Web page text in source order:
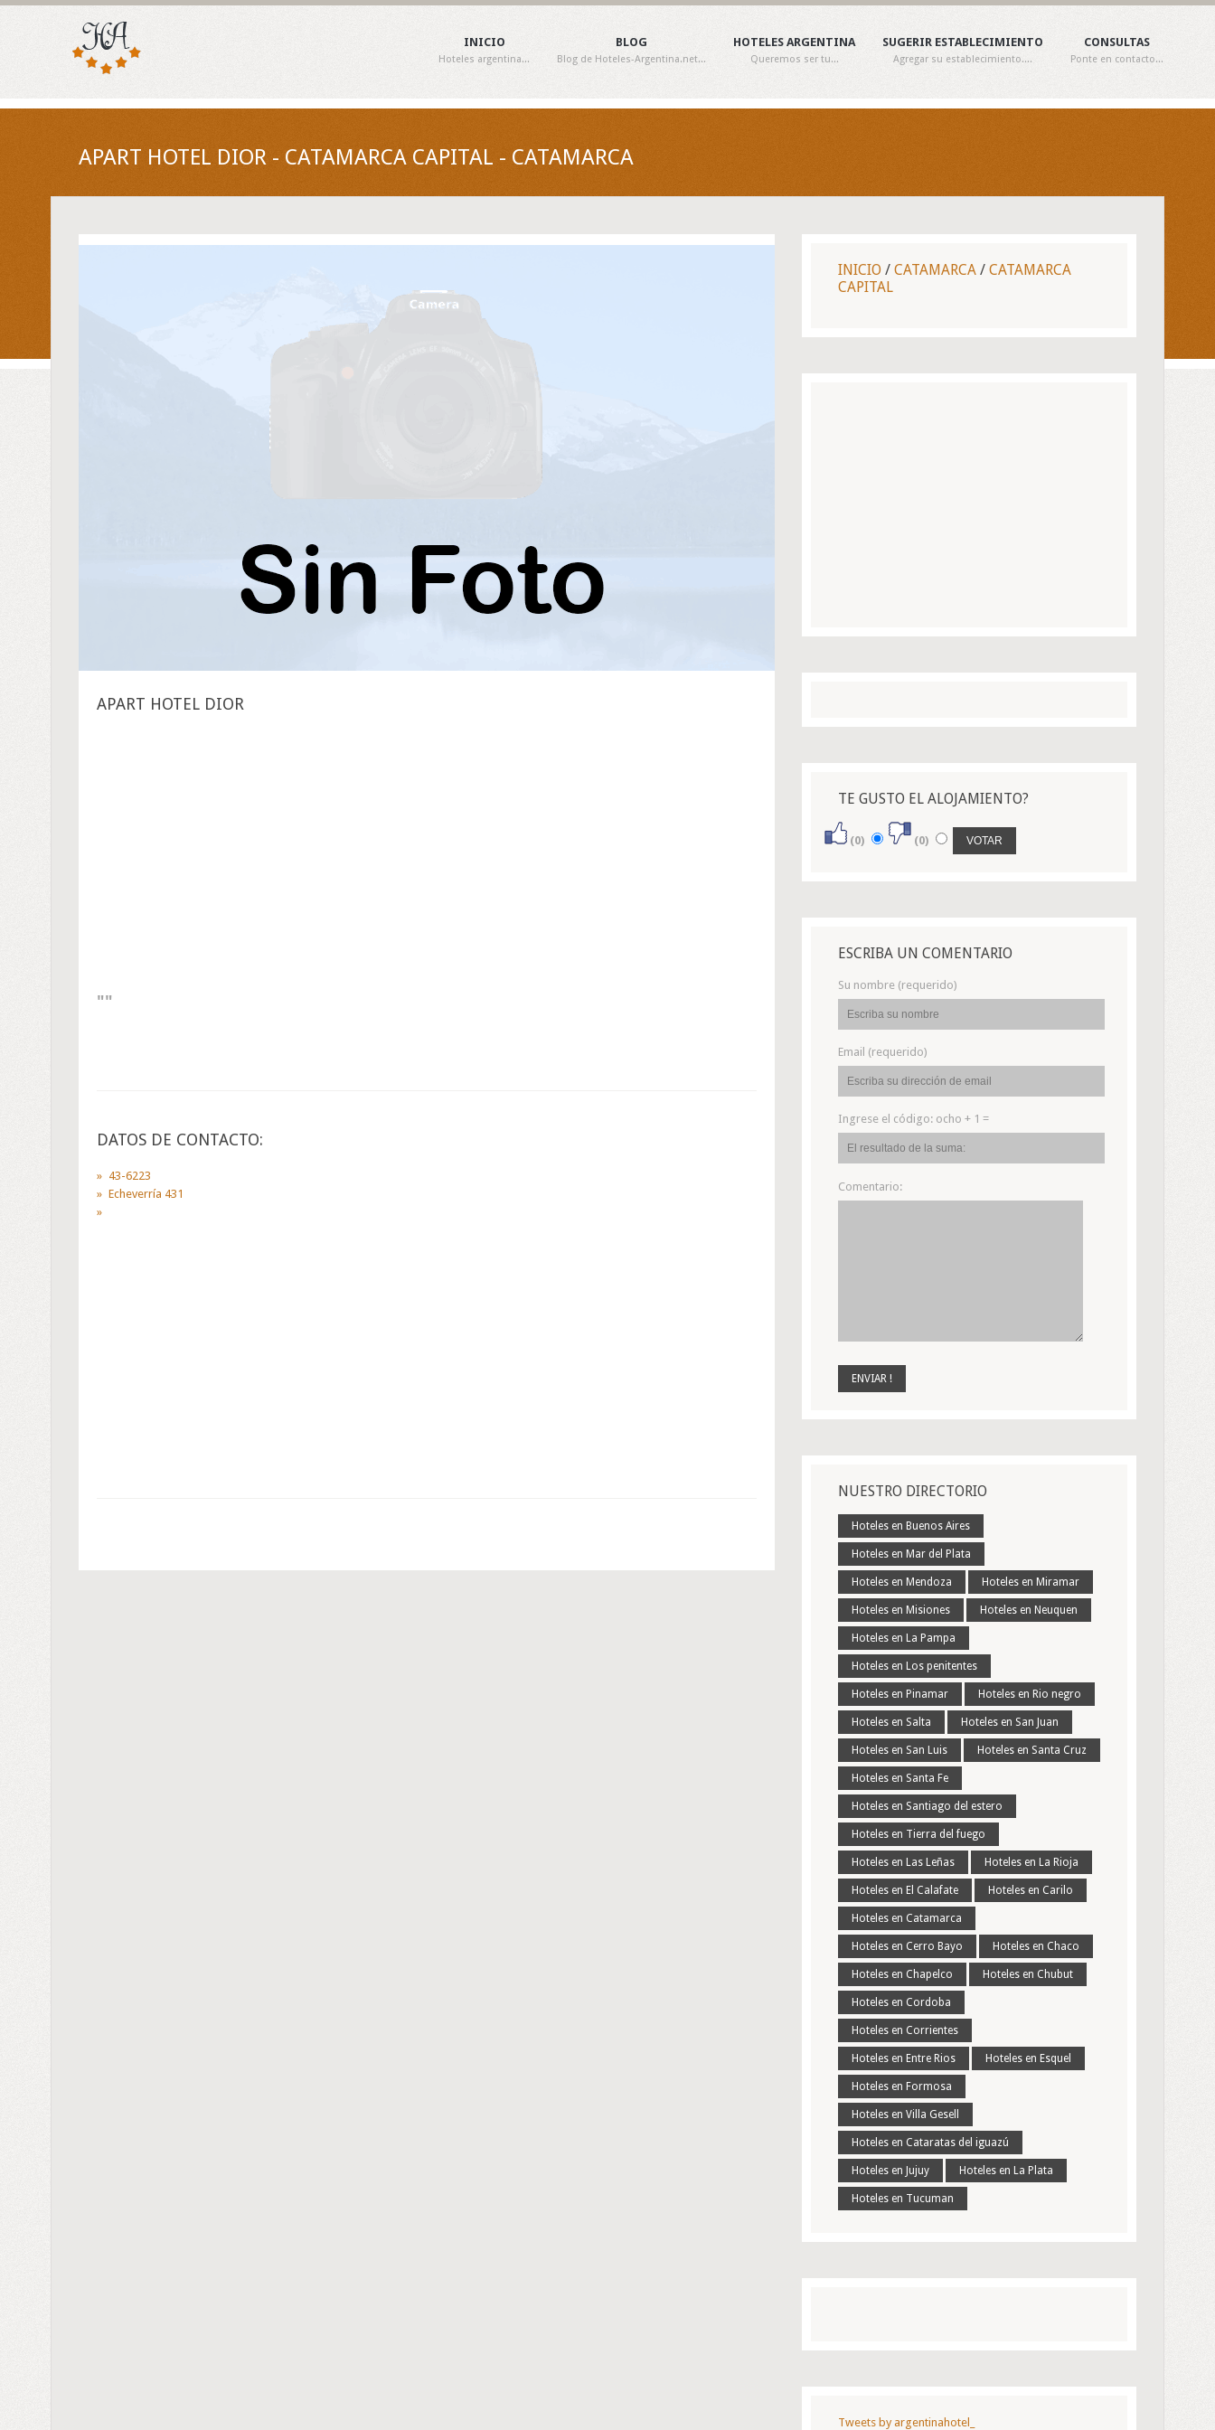
INICIO
Hoteles argentina...
BLOG
Blog de Hoteles-Argentina.net...
HOTELES ARGENTINA
Queremos ser tu...
SUGERIR ESTABLECIMIENTO
Agregar su establecimiento....
CONSULTAS
Ponte en contacto...
APART HOTEL DIOR - CATAMARCA CAPITAL - CATAMARCA
APART HOTEL DIOR
DATOS DE CONTACTO:
43-6223
Echeverría 431
INICIO / CATAMARCA / CATAMARCA
CAPITAL
TE GUSTO EL ALOJAMIENTO?
(0) (0)
ESCRIBA UN COMENTARIO
Su nombre (requerido)
Email (requerido)
Ingrese el código: ocho + 1 =
Comentario:
NUESTRO DIRECTORIO
Hoteles en Buenos Aires
Hoteles en Mar del Plata
Hoteles en Mendoza Hoteles en Miramar
Hoteles en Misiones Hoteles en Neuquen
Hoteles en La Pampa
Hoteles en Los penitentes
Hoteles en Pinamar Hoteles en Rio negro
Hoteles en Salta Hoteles en San Juan
Hoteles en San Luis Hoteles en Santa Cruz
Hoteles en Santa Fe
Hoteles en Santiago del estero
Hoteles en Tierra del fuego
Hoteles en Las Leñas Hoteles en La Rioja
Hoteles en El Calafate Hoteles en Carilo
Hoteles en Catamarca
Hoteles en Cerro Bayo Hoteles en Chaco
Hoteles en Chapelco Hoteles en Chubut
Hoteles en Cordoba
Hoteles en Corrientes
Hoteles en Entre Rios Hoteles en Esquel
Hoteles en Formosa
Hoteles en Villa Gesell
Hoteles en Cataratas del iguazú
Hoteles en Jujuy Hoteles en La Plata
Hoteles en Tucuman
Tweets by argentinahotel_